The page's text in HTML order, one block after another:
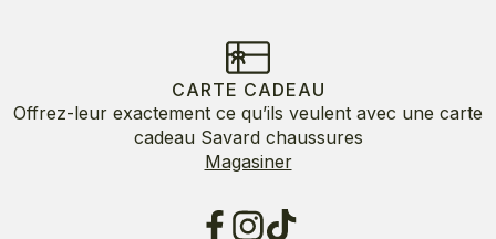
CARTE CADEAU
Offrez-leur exactement ce qu’ils veulent avec une carte
cadeau Savard chaussures
Magasiner